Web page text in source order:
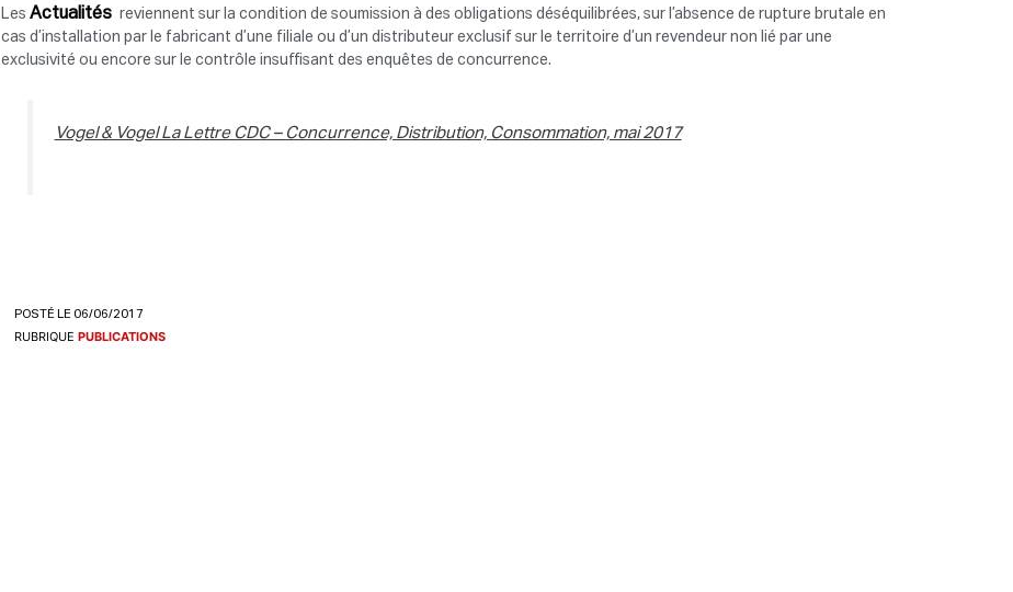
LesActualités reviennent sur la condition de soumission à des obligations déséquilibrées, sur l’absence de rupture brutale en
cas d’installation par le fabricant d’une filiale ou d’un distributeur exclusif sur le territoire d’un revendeur non lié par une
exclusivité ou encore sur le contrôle insuffisant des enquêtes de concurrence.
Vogel & Vogel La Lettre CDC – Concurrence, Distribution, Consommation, mai 2017
POSTÉ LE 06/06/2017
RUBRIQUEPUBLICATIONS